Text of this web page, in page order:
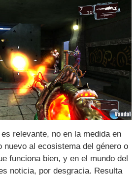
relevante, no en la medida en
nuevo al ecosistema del género o
funciona bien, y en el mundo del
noticia, por desgracia. Resulta